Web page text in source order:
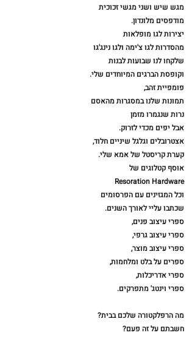
מגש שיש ושני מגשי זכוכית⁠
מודפסים מלונדון.⁠
יצירות לגו מופלאות⁠
מהסדרות לגו צ'ימה ולגו נינג'גו⁠
שלקחו לנו שבועות לבנות⁠
וקופסת הברגים המיוחדים שלי.⁠
פומפיית זהב⁠,⁠
תמונות שלנו במסגרות מהאסם⁠
נרות שנגמרו מזמן ⁠
אבל יפים מכדי לזרוק.⁠
אצטרובלים וגלגל שיניים חלוד⁠,⁠
קערת קריסטל של אמא שלי.⁠
אוסף קטלוגים של⁠
Resoration Hardware⁠
וכל המגזינים עם הפרסומים⁠
שכתבו עליי לאורך השנים.⁠
ספרי עיצוב פנים⁠,⁠
ספרי עיצוב גרפי⁠,⁠
ספרי עיצוב מוצר⁠,⁠
ספרים על בלט ומלחמות⁠,⁠
ספרי אדריכלות⁠,⁠
ספרי וינטג' מתפרקים.⁠
מה הרפלקטורה שלכם בבית?⁠
חשבתם על זה פעם?⁠